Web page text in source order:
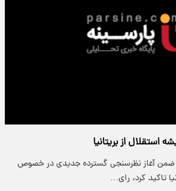
استقلال از بریتانیا
ضمن آغاز نظرسنجی گسترده جدیدی در خصوص
تاکید کرد، رای…